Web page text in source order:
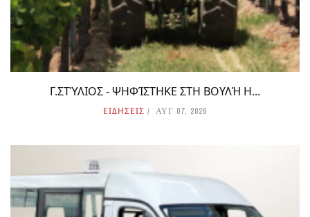
Γ.ΣΤΎΛΙΟΣ - ΨΗΦΊΣΤΗΚΕ ΣΤΗ ΒΟΥΛΉ Η...
ΕΙΔΗΣΕΙΣ ΑΥΓ 07, 2026